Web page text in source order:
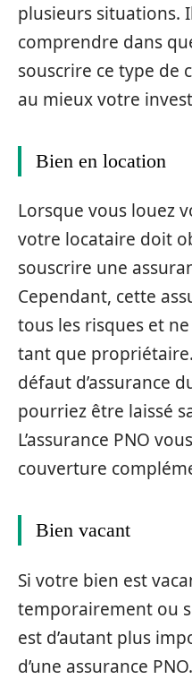
plusieurs situations.
comprendre dans
souscrire ce type
au mieux votre
Bien en location
Lorsque vous louez
votre locataire doit
souscrire une
Cependant, cette
tous les risques et
tant que
défaut d’assurance
pourriez être laissé
L’assurance PNO
couverture
Bien vacant
Si votre bien est
temporairement ou
est d’autant plus
d’une assurance